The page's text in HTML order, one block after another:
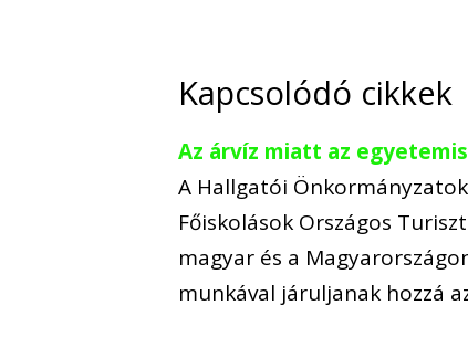
Kapcsolódó cikkek
Az árvíz miatt az
A Hallgatói
Főiskolások Országos
magyar és a
munkával járuljanak hozzá